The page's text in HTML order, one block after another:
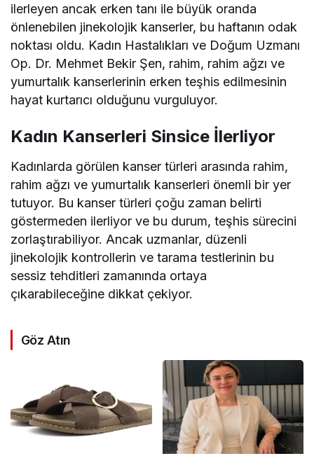
ilerleyen ancak erken tanı ile büyük oranda
önlenebilen jinekolojik kanserler, bu haftanın odak
noktası oldu. Kadın Hastalıkları ve Doğum Uzmanı
Op. Dr. Mehmet Bekir Şen, rahim, rahim ağzı ve
yumurtalık kanserlerinin erken teşhis edilmesinin
hayat kurtarıcı olduğunu vurguluyor.
Kadın Kanserleri Sinsice İlerliyor
Kadınlarda görülen kanser türleri arasında rahim,
rahim ağzı ve yumurtalık kanserleri önemli bir yer
tutuyor. Bu kanser türleri çoğu zaman belirti
göstermeden ilerliyor ve bu durum, teşhis sürecini
zorlaştırabiliyor. Ancak uzmanlar, düzenli
jinekolojik kontrollerin ve tarama testlerinin bu
sessiz tehditleri zamanında ortaya
çıkarabileceğine dikkat çekiyor.
Göz Atın